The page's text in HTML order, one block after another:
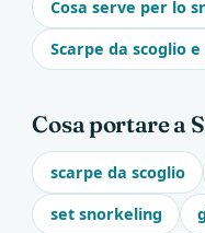
Cosa serve per lo
Scarpe da scoglio
Cosa portare a
scarpe da scoglio
set snorkeling